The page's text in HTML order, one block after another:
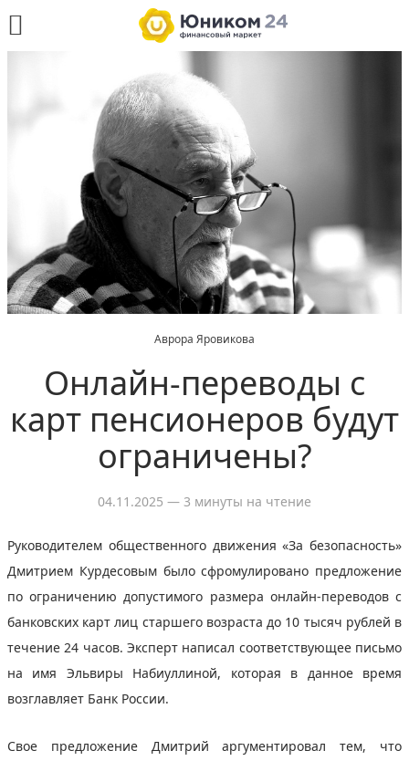
Аврора Яровикова
Онлайн-переводы с
карт пенсионеров будут
ограничены?
04.11.2025 — 3 минуты на чтение
Руководителем общественного движения «За безопасность»
Дмитрием Курдесовым было сфромулировано предложение
по ограничению допустимого размера онлайн-переводов с
банковских карт лиц старшего возраста до 10 тысяч рублей в
течение 24 часов. Эксперт написал соответствующее письмо
на имя Эльвиры Набиуллиной, которая в данное время
возглавляет Банк России.
Свое предложение Дмитрий аргументировал тем, что